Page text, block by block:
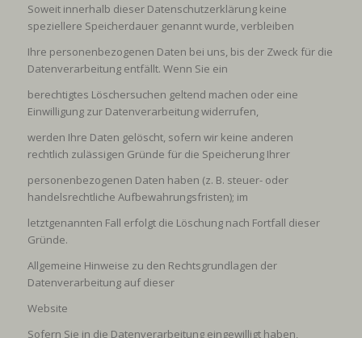
Soweit innerhalb dieser Datenschutzerklärung keine
speziellere Speicherdauer genannt wurde, verbleiben
Ihre personenbezogenen Daten bei uns, bis der Zweck für die
Datenverarbeitung entfällt. Wenn Sie ein
berechtigtes Löschersuchen geltend machen oder eine
Einwilligung zur Datenverarbeitung widerrufen,
werden Ihre Daten gelöscht, sofern wir keine anderen
rechtlich zulässigen Gründe für die Speicherung Ihrer
personenbezogenen Daten haben (z. B. steuer- oder
handelsrechtliche Aufbewahrungsfristen); im
letztgenannten Fall erfolgt die Löschung nach Fortfall dieser
Gründe.
Allgemeine Hinweise zu den Rechtsgrundlagen der
Datenverarbeitung auf dieser
Website
Sofern Sie in die Datenverarbeitung eingewilligt haben,